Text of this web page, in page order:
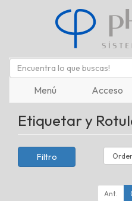
Menú Acceso
Etiquetar y
Filtro
Ant.